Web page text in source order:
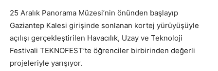
25 Aralık Panorama Müzesi’nin önünden başlayıp
Gaziantep Kalesi girişinde sonlanan kortej yürüyüşüyle
açılışı gerçekleştirilen Havacılık, Uzay ve Teknoloji
Festivali TEKNOFEST’te öğrenciler birbirinden değerli
projeleriyle yarışıyor.